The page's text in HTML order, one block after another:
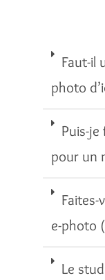
Faut-il
photo
Puis-
pour un
Faites-
e-photo
Le